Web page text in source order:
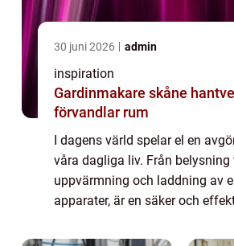
30 juni 2026 admin
inspiration
Gardinmakare skåne hantverk som
förvandlar rum
I dagens värld spelar el en
våra dagliga liv. Från belysning
uppvärmning och laddning av
apparater, är en säker och